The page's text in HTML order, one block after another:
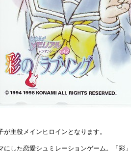
主役メインヒロインとなります。
した恋愛シュミレーションゲーム。「彩